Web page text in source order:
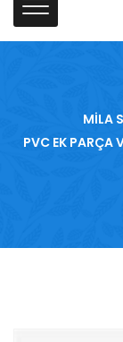
MILA
PVC EK PARÇA